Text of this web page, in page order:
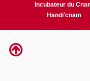
Incubateur du
Handi'cnam